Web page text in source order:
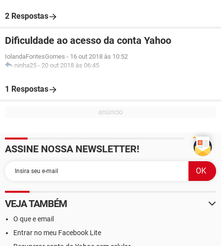
2 Respostas
Dificuldade ao acesso da conta Yahoo
IolandaFontesGomes - 16 out 2018 às 10:52
ninha25 - 20 out 2018 às 06:45
1 Respostas
ASSINE NOSSA NEWSLETTER!
VEJA TAMBÉM
O que e email
Entrar no meu Facebook Lite